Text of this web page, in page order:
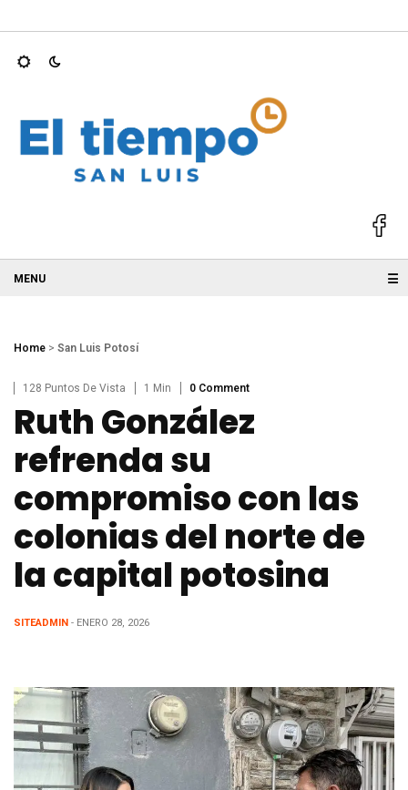
☰
Home > San Luis Potosí
128 Puntos De Vista 1 Min 0 Comment
Ruth González
refrenda su
compromiso con las
colonias del norte de
la capital potosina
SITEADMIN - ENERO 28, 2026